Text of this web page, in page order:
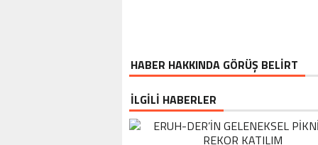
HABER HAKKINDA GÖRÜŞ BELİRT
İLGİLİ HABERLER